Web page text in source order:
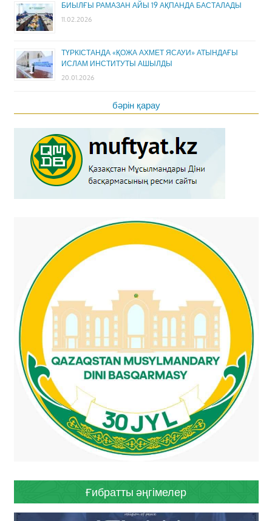
БИЫЛҒЫ РАМАЗАН АЙЫ 19 АҚПАНДА БАСТАЛАДЫ
11.02.2026
ТҮРКІСТАНДА «ҚОЖА АХМЕТ ЯСАУИ» АТЫНДАҒЫ
ИСЛАМ ИНСТИТУТЫ АШЫЛДЫ
20.01.2026
бәрін қарау
Ғибратты әңгімелер